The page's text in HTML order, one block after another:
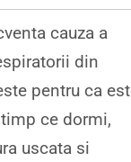
cauza a
din
pentru ca
ce dormi,
uscata si